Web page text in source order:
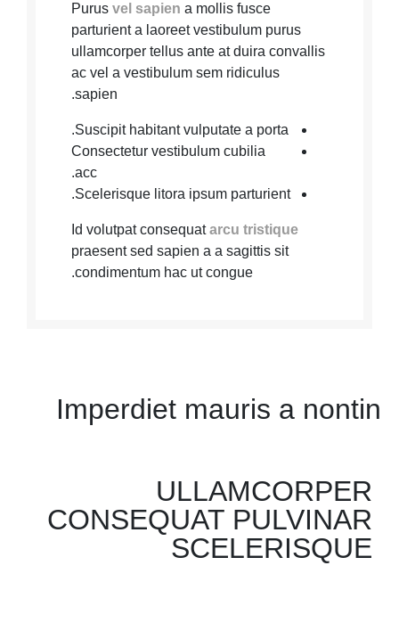
Purus vel sapien a mollis fusce
parturient a laoreet vestibulum purus
ullamcorper tellus ante at duira convallis
ac vel a vestibulum sem ridiculus
sapien.
Suscipit habitant vulputate a porta.
Consectetur vestibulum cubilia
acc.
Scelerisque litora ipsum parturient.
Id volutpat consequatarcu tristique
praesent sed sapien a a sagittis sit
condimentum hac ut congue.
Imperdiet mauris a nontin
ULLAMCORPER
CONSEQUAT PULVINAR
SCELERISQUE